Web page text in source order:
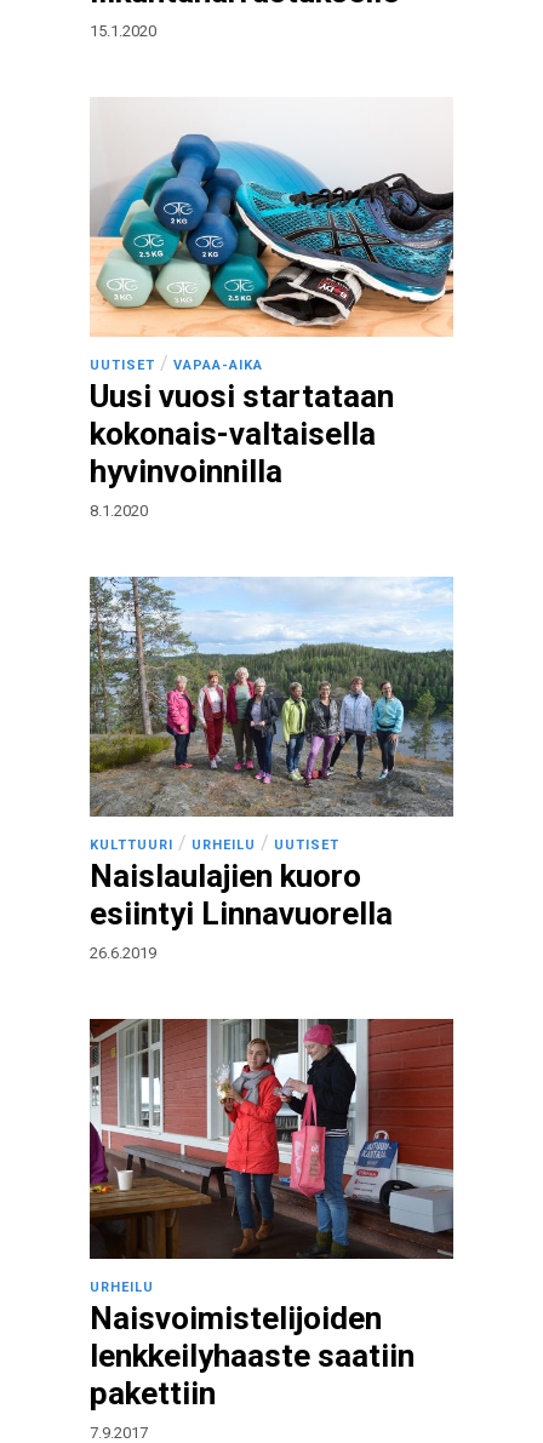
15.1.2020
UUTISET / VAPAA-AIKA
Uusi vuosi startataan
kokonais-valtaisella
hyvinvoinnilla
8.1.2020
KULTTUURI / URHEILU / UUTISET
Naislaulajien kuoro
esiintyi Linnavuorella
26.6.2019
URHEILU
Naisvoimistelijoiden
lenkkeilyhaaste saatiin
pakettiin
7.9.2017